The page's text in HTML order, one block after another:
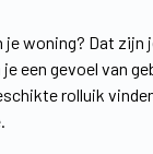
je woning? Dat
een gevoel van
rolluik